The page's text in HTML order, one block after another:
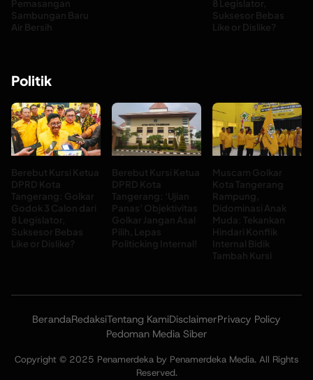
Pemasangan
Sambungan Baru
Air Bersih
8 Legislator,
Suksesor Bebas
Like or Dislike?
Politik
Berebut Kursi Ketua
DPRD Kota
Tangerang: Golkar
Godok 3 Calon dari
8 Legislator,
Suksesor Bebas
Like or Dislike?
Berebut Kursi Ketua
DPRD Kota
Tangerang: ‘Ujian
Panas’ Objektivitas
Golkar Jangan Asal
Pilih, Lepas
Politicking Internal!
Muscam Golkar
Kota Tangerang
Rampung,
Didominasi Anak
Muda: Tekankan
Hindari Konflik
Internal Bidik
Tambah Kursi
BerandaRedaksiTentang KamiDisclaimerPrivacy Policy
Pedoman Media Siber
Copyright © 2025 Penamerdeka by Penamerdeka Media. All Rights
Reserved.